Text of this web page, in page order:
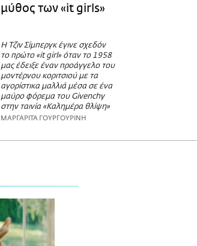
μύθος των «it girls»
Η Τζιν Σίμπεργκ έγινε σχεδόν
το πρώτο «it girl» όταν το 1958
μας έδειξε έναν προάγγελο του
μοντέρνου κοριτσιού με τα
αγορίστικα μαλλιά μέσα σε ένα
μαύρο φόρεμα του Givenchy
στην ταινία «Καλημέρα θλίψη»
ΜΑΡΓΑΡΙΤΑ ΓΟΥΡΓΟΥΡΙΝΗ